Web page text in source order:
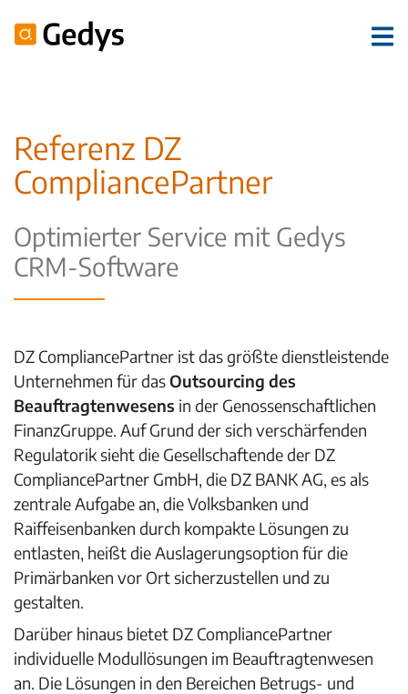
Referenz DZ
CompliancePartner
Optimierter Service mit Gedys
CRM-Software
DZ CompliancePartner ist das größte dienstleistende
Unternehmen für dasOutsourcing des
Beauftragtenwesens in der Genossenschaftlichen
FinanzGruppe. Auf Grund der sich verschärfenden
Regulatorik sieht die Gesellschaftende der DZ
CompliancePartner GmbH, die DZ BANK AG, es als
zentrale Aufgabe an, die Volksbanken und
Raiffeisenbanken durch kompakte Lösungen zu
entlasten, heißtdie Auslagerungsoption für die
Primärbanken vor Ort sicherzustellen und zu
gestalten.
Darüber hinaus bietet DZ CompliancePartner
individuelle Modullösungen im Beauftragtenwesen
an. Die Lösungen in den Bereichen Betrugs- und